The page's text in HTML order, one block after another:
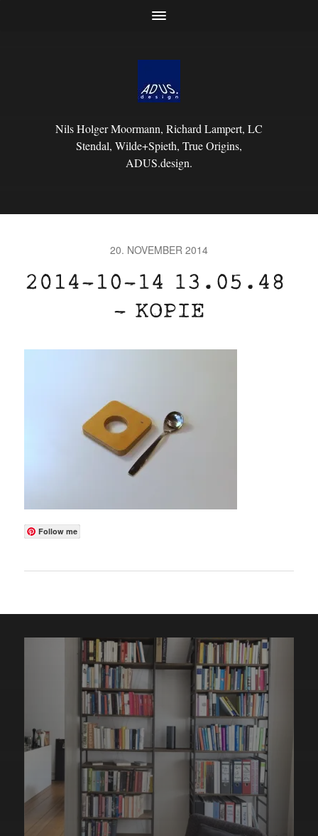
Nils Holger Moormann, Richard Lampert, LC
Stendal, Wilde+Spieth, True Origins,
ADUS.design.
20. NOVEMBER 2014
Follow me